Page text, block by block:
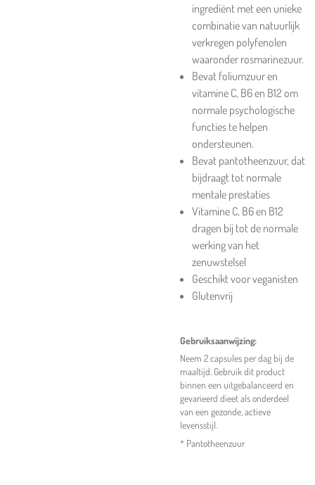
ingrediënt met een unieke
combinatie van natuurlijk
verkregen polyfenolen
waaronder rosmarinezuur.
Bevat foliumzuur en
vitamine C, B6 en B12 om
normale psychologische
functies te helpen
ondersteunen.
Bevat pantotheenzuur, dat
bijdraagt tot normale
mentale prestaties
Vitamine C, B6 en B12
dragen bij tot de normale
werking van het
zenuwstelsel
Geschikt voor veganisten
Glutenvrij
Gebruiksaanwijzing:
Neem 2 capsules per dag bij de
maaltijd. Gebruik dit product
binnen een uitgebalanceerd en
gevarieerd dieet als onderdeel
van een gezonde, actieve
levensstijl.
* Pantotheenzuur